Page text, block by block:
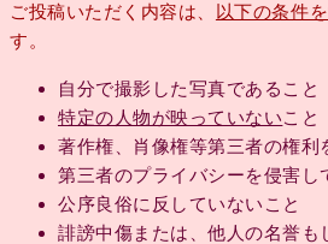
ご投稿いただく内容は、 以下の条件
す。
自分で撮影した写真であること
特定の人物が映っていないこと
著作権、肖像権等第三者の権利
第三者のプライバシーを侵害し
公序良俗に反していないこと
誹謗中傷または、他人の名誉も